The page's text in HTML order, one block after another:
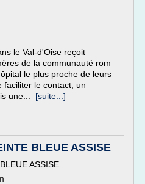
le Val-d'Oise reçoit
de la communauté rom
le plus proche de leurs
faciliter le contact, un
une... [suite...]
BLEUE ASSISE
ASSISE